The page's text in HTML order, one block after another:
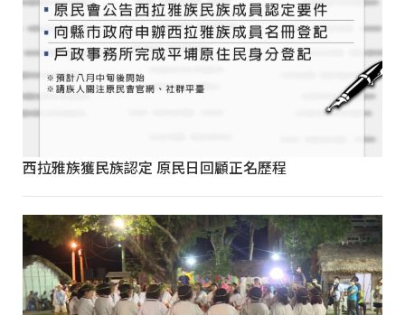
西拉雅族獲民族認定 原民日回顧正名歷程